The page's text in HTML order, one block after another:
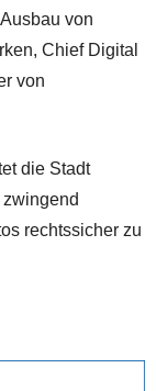
von
Chief Digital
von
die Stadt
rechtssicher zu